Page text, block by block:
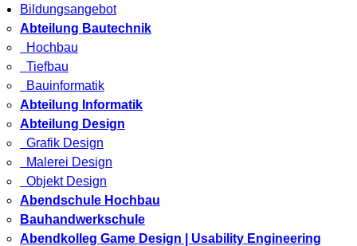
Bildungsangebot
Abteilung Bautechnik
Hochbau
Tiefbau
Bauinformatik
Abteilung Informatik
Abteilung Design
Grafik Design
Malerei Design
Objekt Design
Abendschule Hochbau
Bauhandwerkschule
Abendkolleg Game Design | Usability Engineering